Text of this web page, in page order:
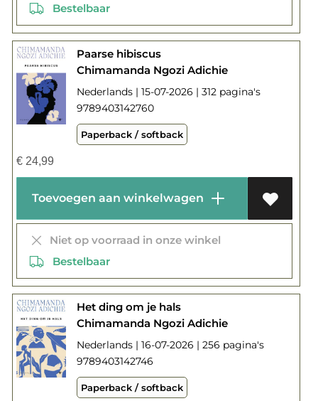
Bestelbaar
Paarse hibiscus
Chimamanda Ngozi Adichie
Nederlands | 15-07-2026 | 312 pagina's
9789403142760
Paperback / softback
€24,99
Toevoegen aan winkelwagen
Niet op voorraad in onze winkel
Bestelbaar
Het ding om je hals
Chimamanda Ngozi Adichie
Nederlands | 16-07-2026 | 256 pagina's
9789403142746
Paperback / softback